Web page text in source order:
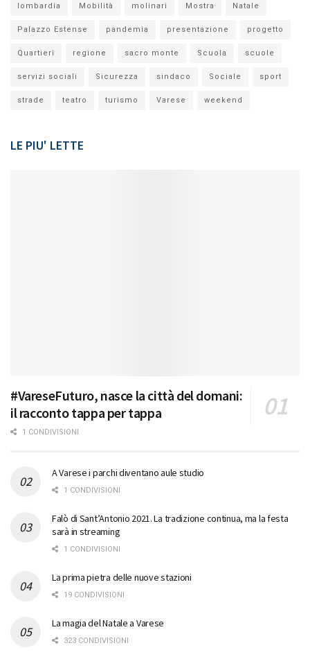
lombardia Mobilità molinari Mostra Natale
Palazzo Estense pandemia presentazione progetto
Quartieri regione sacro monte Scuola scuole
servizi sociali Sicurezza sindaco Sociale sport
strade teatro turismo Varese weekend
LE PIU' LETTE
#VareseFuturo, nasce la città del domani:
il racconto tappa per tappa
1 CONDIVISIONI
A Varese i parchi diventano aule studio
1 CONDIVISIONI
Falò di Sant’Antonio 2021. La tradizione continua, ma la festa
sarà in streaming
1 CONDIVISIONI
La prima pietra delle nuove stazioni
19 CONDIVISIONI
La magia del Natale a Varese
323 CONDIVISIONI